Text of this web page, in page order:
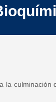
la